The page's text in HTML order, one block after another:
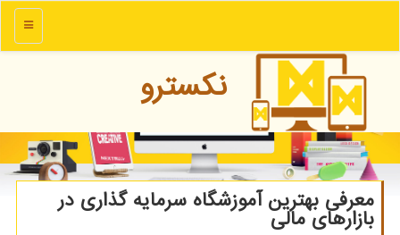
منو
نكسترو
معرفی بهترین آموزشگاه سرمایه گذاری در
بازارهای مالی